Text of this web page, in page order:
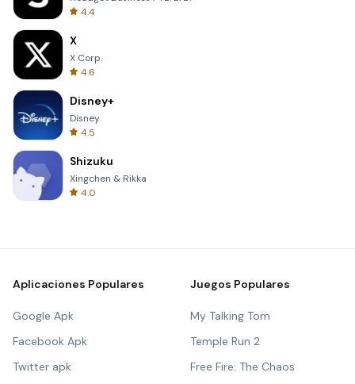
4.4
X
X Corp.
4.6
Disney+
Disney
4.5
Shizuku
Xingchen & Rikka
4.0
Aplicaciones Populares
Google Apk
Facebook Apk
Twitter apk
Juegos Populares
My Talking Tom
Temple Run 2
Free Fire: The Chaos